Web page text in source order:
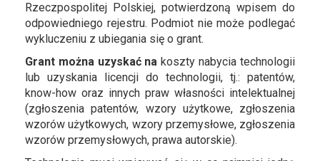
Rzeczpospolitej Polskiej, potwierdzoną wpisem do
odpowiedniego rejestru. Podmiot nie może podlegać
wykluczeniu z ubiegania się o grant.
Grant można uzyskać nakoszty nabycia technologii
lub uzyskania licencji do technologii, tj.: patentów,
know-how oraz innych praw własności intelektualnej
(zgłoszenia patentów, wzory użytkowe, zgłoszenia
wzorów użytkowych, wzory przemysłowe, zgłoszenia
wzorów przemysłowych, prawa autorskie).